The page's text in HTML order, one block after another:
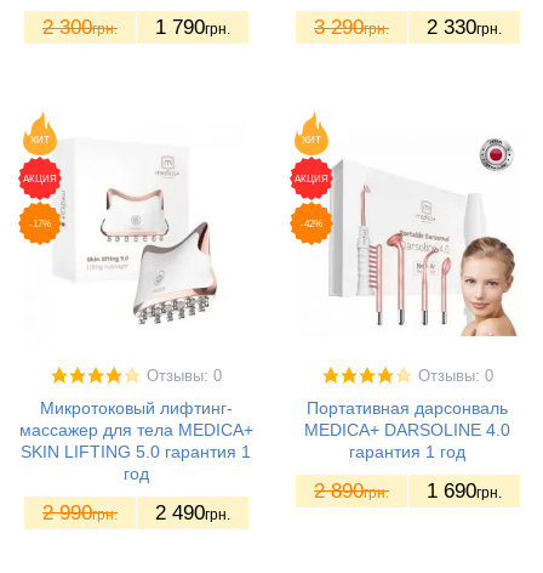
2 300грн. 1 790грн. 3 290грн. 2 330грн.
ХИТ
АКЦИЯ
-17%
Отзывы: 0
Микротоковый лифтинг-
массажер для тела MEDICA+
SKIN LIFTING 5.0 гарантия 1
год
2 990грн. 2 490грн.
ХИТ
АКЦИЯ
-42%
Отзывы: 0
Портативная дарсонваль
MEDICA+ DARSOLINE 4.0
гарантия 1 год
2 890грн. 1 690грн.